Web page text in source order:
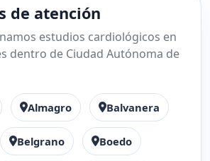
de atención
estudios cardiológicos en
dentro de Ciudad Autónoma de
Almagro Balvanera
Belgrano Boedo